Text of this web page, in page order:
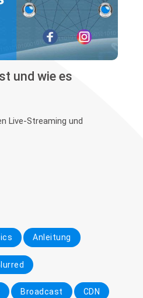
und wie es
Live-Streaming und
Anleitung
Broadcast CDN